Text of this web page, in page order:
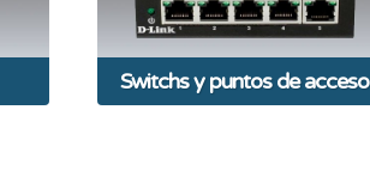
Switchs y puntos de acceso